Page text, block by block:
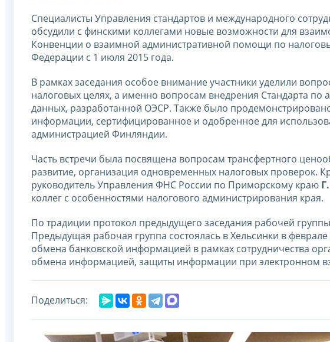
Специалисты Управления стандартов и международного
обсудили с финскими коллегами новые возможности для
Конвенции о взаимной административной помощи по
Федерации с 1 июля 2015 года.
В рамках заседания особое внимание участники уделили
налоговых целях, а именно вопросам внедрения Стандарта
данных, разработанной ОЭСР. Также было
информации, сертифицированное и одобренное для
администрацией Финляндии.
Часть встречи была посвящена вопросам трансфертного
развитие, организация одновременных налоговых проверок.
руководитель Управления ФНС России по Приморскому краю
коллег с особенностями налогового администрирования края.
По традиции протокол предыдущего заседания рабочей
Предыдущая рабочая группа состоялась в Хельсинки в
обмена банковской информацией в рамках сотрудничества
обмена информацией, защиты информации при электронном
Поделиться: